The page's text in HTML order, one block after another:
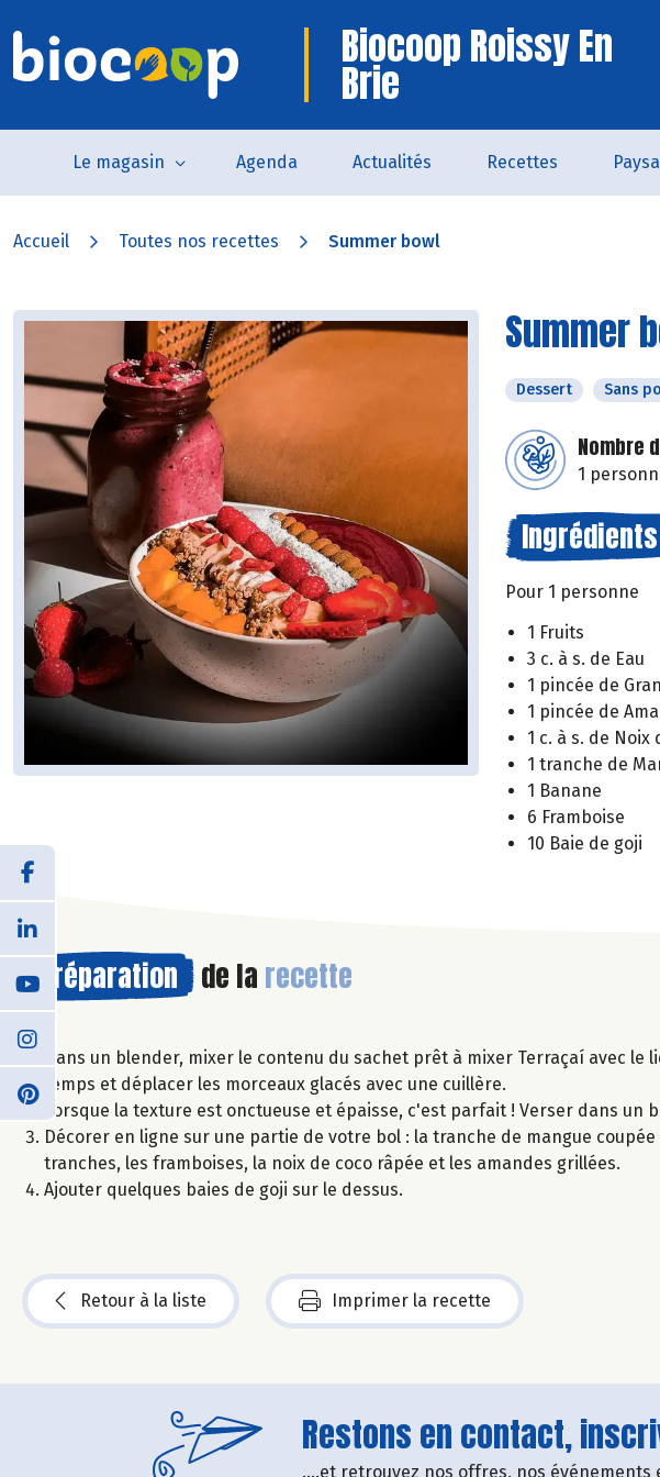
Biocoop Roissy En
Brie
Le magasin Agenda Actualités Recettes
Accueil Toutes nos recettes Summer bowl
Summer
Dessert Sans
Nombre
1
Ingrédients
Pour 1 personne
1 Fruits
3 c. à s. de Eau
1 pincée de
1 pincée de
1 c. à s. de Noix
1 tranche de
1 Banane
6 Framboise
10 Baie de goji
Préparation de la recette
Dans un blender, mixer le contenu du sachet prêt à mixer Terraçaí avec
temps et déplacer les morceaux glacés avec une cuillère.
Lorsque la texture est onctueuse et épaisse, c'est parfait ! Verser dans un
Décorer en ligne sur une partie de votre bol : la tranche de mangue
tranches, les framboises, la noix de coco râpée et les amandes grillées.
Ajouter quelques baies de goji sur le dessus.
Retour à la liste Imprimer la recette
Restons en contact,
....et retrouvez nos offres, nos événements